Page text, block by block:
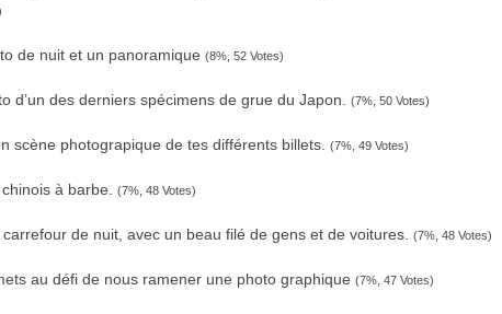
de nuit et un panoramique (8%, 52 Votes)
d’un des der­niers spé­ci­mens de grue du Japon. (7%, 50 Votes)
scène photograpique de tes différents billets. (7%, 49 Votes)
à barbe. (7%, 48 Votes)
car­re­four de nuit, avec un beau filé de gens et de voitures. (7%, 48 Votes)
au défi de nous rame­ner une photo graphique (7%, 47 Votes)